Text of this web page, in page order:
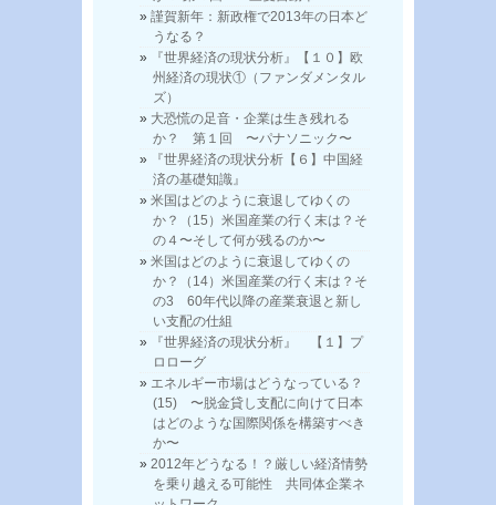
謹賀新年：新政権で2013年の日本ど
うなる？
『世界経済の現状分析』【１０】欧
州経済の現状①（ファンダメンタル
ズ）
大恐慌の足音・企業は生き残れる
か？ 第１回 〜パナソニック〜
『世界経済の現状分析【６】中国経
済の基礎知識』
米国はどのように衰退してゆくの
か？（15）米国産業の行く末は？そ
の４〜そして何が残るのか〜
米国はどのように衰退してゆくの
か？（14）米国産業の行く末は？そ
の3 60年代以降の産業衰退と新し
い支配の仕組
『世界経済の現状分析』 【１】プ
ロローグ
エネルギー市場はどうなっている？
(15) 〜脱金貸し支配に向けて日本
はどのような国際関係を構築すべき
か〜
2012年どうなる！？厳しい経済情勢
を乗り越える可能性 共同体企業ネ